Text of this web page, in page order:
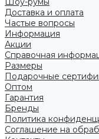
Доставка и оплата
Частые вопросы
Информация
Акции
Справочная
Размеры
Подарочные
Оптом
Гарантия
Бренды
Политика
Соглашение на